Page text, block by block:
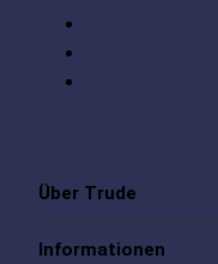
Über Trude
Informationen